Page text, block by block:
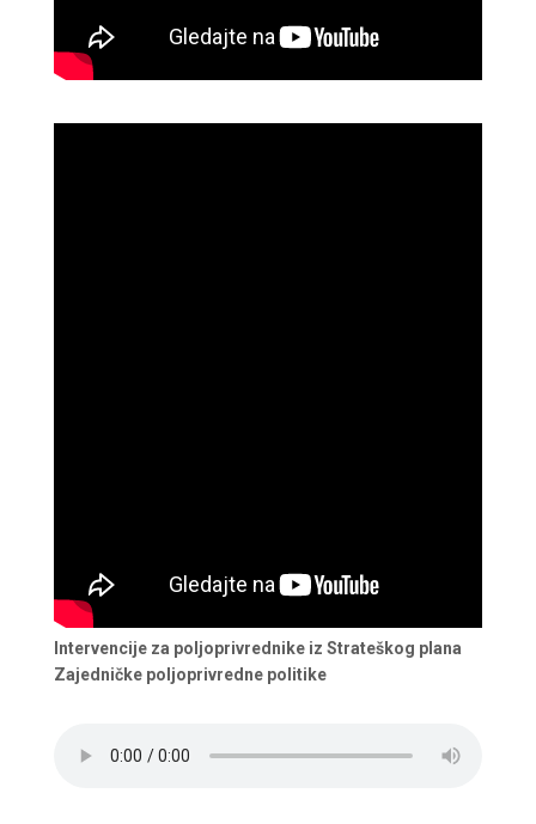
Intervencije za poljoprivrednike iz Strateškog plana
Zajedničke poljoprivredne politike